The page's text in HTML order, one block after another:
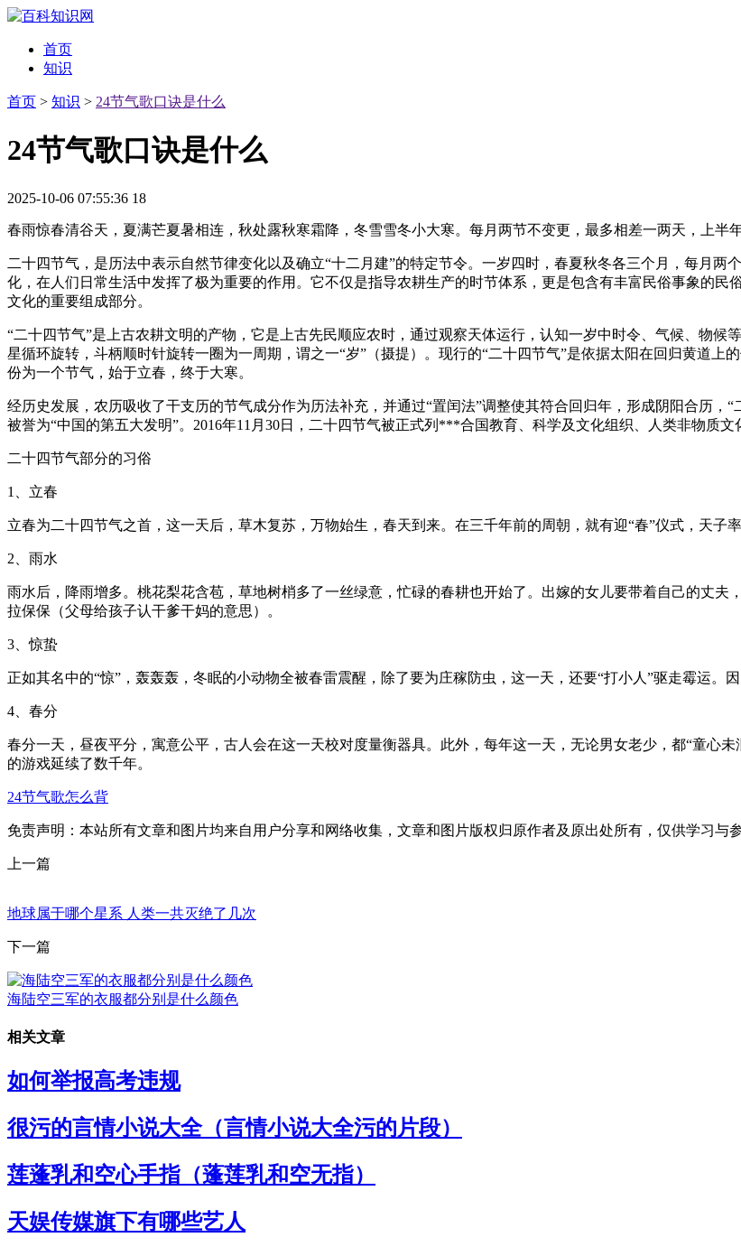
首页
知识
首页 > 知识 > 24节气歌口诀是什么
24节气歌口诀是什么
2025-10-06 07:55:36 18
春雨惊春清谷天，夏满芒夏暑相连，秋处露秋寒霜降，冬雪雪冬小大寒。每月两节不变更，最多相差一两天，上半
二十四节气，是历法中表示自然节律变化以及确立“十二月建”的特定节令。一岁四时，春夏秋冬各三个月，每月
化，在人们日常生活中发挥了极为重要的作用。它不仅是指导农耕生产的时节体系，更是包含有丰富民俗事象的
文化的重要组成部分。
“二十四节气”是上古农耕文明的产物，它是上古先民顺应农时，通过观察天体运行，认知一岁中时令、气候、物
星循环旋转，斗柄顺时针旋转一圈为一周期，谓之一“岁”（摄提）。现行的“二十四节气”是依据太阳在回归黄道上
份为一个节气，始于立春，终于大寒。
经历史发展，农历吸收了干支历的节气成分作为历法补充，并通过“置闰法”调整使其符合回归年，形成阴阳合历，
被誉为“中国的第五大发明”。2016年11月30日，二十四节气被正式列***合国教育、科学及文化组织、人类非物质文
二十四节气部分的习俗
1、立春
立春为二十四节气之首，这一天后，草木复苏，万物始生，春天到来。在三千年前的周朝，就有迎“春”仪式，天子
2、雨水
雨水后，降雨增多。桃花梨花含苞，草地树梢多了一丝绿意，忙碌的春耕也开始了。出嫁的女儿要带着自己的丈
拉保保（父母给孩子认干爹干妈的意思）。
3、惊蛰
正如其名中的“惊”，轰轰轰，冬眠的小动物全被春雷震醒，除了要为庄稼防虫，这一天，还要“打小人”驱走霉运。
4、春分
春分一天，昼夜平分，寓意公平，古人会在这一天校对度量衡器具。此外，每年这一天，无论男女老少，都“童心
的游戏延续了数千年。
24节气歌怎么背
免责声明：本站所有文章和图片均来自用户分享和网络收集，文章和图片版权归原作者及原出处所有，仅供学习与
上一篇
地球属于哪个星系 人类一共灭绝了几次
下一篇
海陆空三军的衣服都分别是什么颜色
相关文章
如何举报高考违规
很污的言情小说大全（言情小说大全污的片段）
莲蓬乳和空心手指（蓬莲乳和空无指）
天娱传媒旗下有哪些艺人